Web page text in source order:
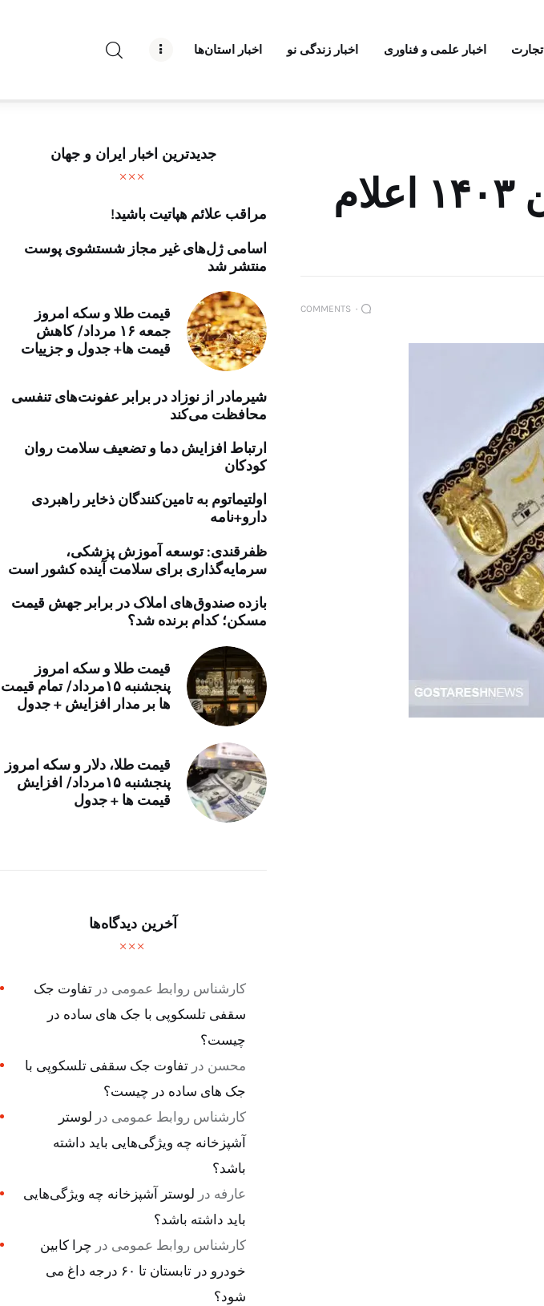
اخبار علمی و فناوری اخبار زندگی نو اخبار استان‌ها
درباره راه‌ نو نیوز
تبلیغات راه نو نیوز
آوین دیلی
پایگاه خبری آبان
قیمت سکه پارسیان امروز ۲ بهمن ۱۴۰۳ اعلام
۰ COMMENTS
جدیدترین اخبار ایران و جهان
مراقب علائم هپاتیت باشید!
اسامی ژل‌های غیر مجاز شستشوی پوست
منتشر شد
قیمت طلا و سکه امروز
جمعه ۱۶ مرداد/ کاهش
قیمت ها+ جدول و جزییات
شیرمادر از نوزاد در برابر عفونت‌های تنفسی
محافظت می‌کند
ارتباط افزایش دما و تضعیف سلامت روان
کودکان
اولتیماتوم به تامین‌کنندگان ذخایر راهبردی
دارو+نامه
ظفرقندی: توسعه آموزش پزشکی،
سرمایه‌گذاری برای سلامت آینده کشور است
بازده صندوق‌های املاک در برابر جهش قیمت
مسکن؛ کدام برنده شد؟
قیمت طلا و سکه امروز
پنجشنبه ۱۵مرداد/ تمام قیمت
ها بر مدار افزایش + جدول
قیمت طلا، دلار و سکه امروز
پنجشنبه ۱۵مرداد/ افزایش
قیمت ها + جدول
آخرین دیدگاه‌ها
کارشناس روابط عمومی در تفاوت جک
سقفی تلسکوپی با جک های ساده در
چیست؟
محسن در تفاوت جک سقفی تلسکوپی با
جک های ساده در چیست؟
کارشناس روابط عمومی در لوستر
آشپزخانه چه ویژگی‌هایی باید داشته
باشد؟
عارفه در لوستر آشپزخانه چه ویژگی‌هایی
باید داشته باشد؟
کارشناس روابط عمومی در چرا کابین
خودرو در تابستان تا ۶۰ درجه داغ می
شود؟